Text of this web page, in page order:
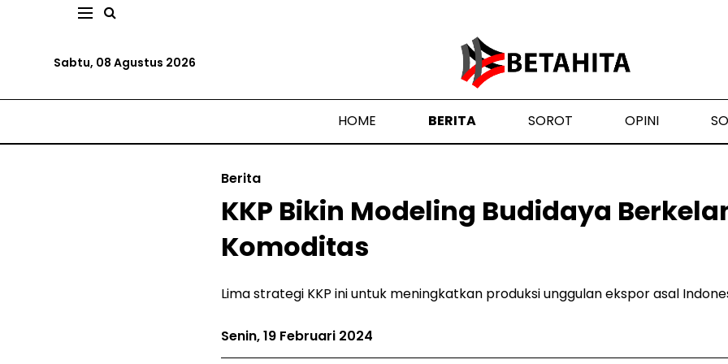
Sabtu, 08 Agustus 2026
HOME BERITA SOROT OPINI
Berita
KKP Bikin Modeling Budidaya
Komoditas
Lima strategi KKP ini untuk meningkatkan produksi unggulan ekspor asal
Senin, 19 Februari 2024